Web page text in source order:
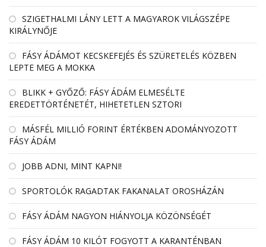
SZIGETHALMI LÁNY LETT A MAGYAROK VILÁGSZÉPE
KIRÁLYNŐJE
FÁSY ÁDÁMOT KECSKEFEJÉS ÉS SZÜRETELÉS KÖZBEN
LEPTE MEG A MOKKA
BLIKK + GYŐZŐ: FÁSY ÁDÁM ELMESÉLTE
EREDETTÖRTÉNETÉT, HIHETETLEN SZTORI
MÁSFÉL MILLIÓ FORINT ÉRTÉKBEN ADOMÁNYOZOTT
FÁSY ÁDÁM
JOBB ADNI, MINT KAPNI!
SPORTOLÓK RAGADTAK FAKANALAT OROSHÁZÁN
FÁSY ÁDÁM NAGYON HIÁNYOLJA KÖZÖNSÉGÉT
FÁSY ÁDÁM 10 KILÓT FOGYOTT A KARANTÉNBAN